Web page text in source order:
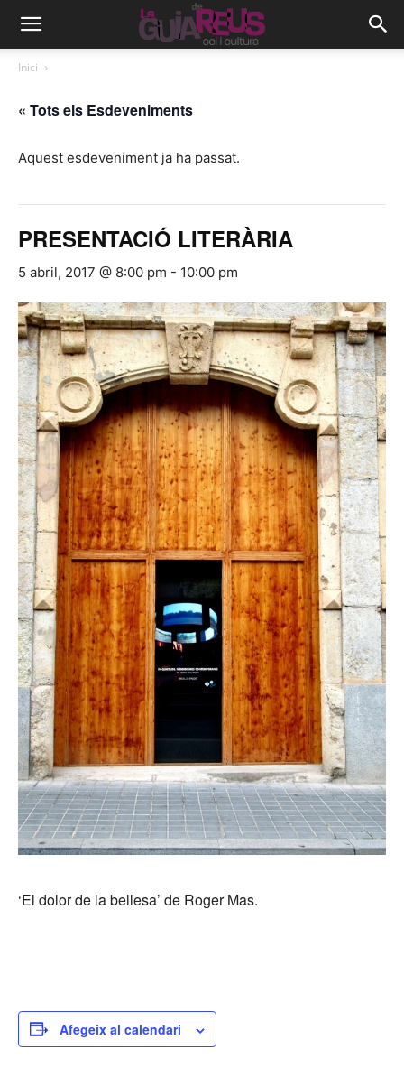
Inici
« Tots els Esdeveniments
Aquest esdeveniment ja ha passat.
PRESENTACIÓ LITERÀRIA
5 abril, 2017 @ 8:00 pm - 10:00 pm
‘El dolor de la bellesa’ de Roger Mas.
Afegeix al calendari